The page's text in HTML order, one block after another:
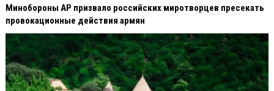
Минобороны АР призвало российских миротворцев пресекать
провокационные действия армян